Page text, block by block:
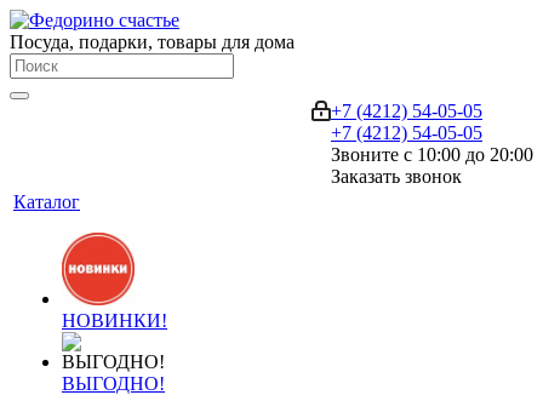
Посуда, подарки, товары для дома
+7 (4212) 54-05-05
+7 (4212) 54-05-05
Звоните с 10:00 до 20:00
Заказать звонок
Каталог
НОВИНКИ!
ВЫГОДНО!